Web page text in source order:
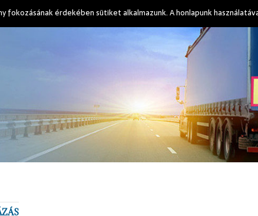
érdekében sütiket alkalmazunk. A honlapunk